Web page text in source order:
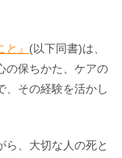
』 (以下同書)は、
の保ちかた、ケアの
、その経験を活かし
ら、大切な人の死と